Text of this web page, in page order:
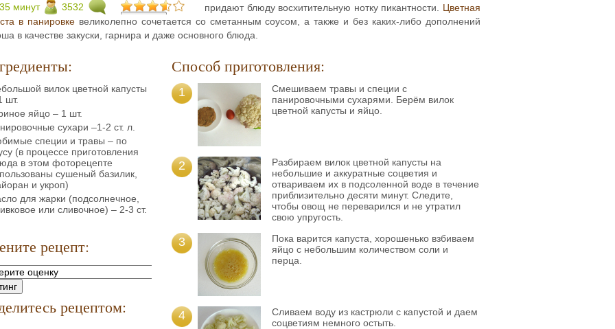
35 минут 3532
придают блюду восхитительную нотку пикантности. Цветная
в панировкевеликолепно сочетается со сметанным соусом, а также и без каких-либо дополнений
в качестве закуски, гарнира и даже основного блюда.
вилок цветной капусты
шт.
яйцо – 1 шт.
сухари –1-2 ст. л.
специи и травы – по
(в процессе приготовления
в этом фоторецепте
сушеный базилик,
и укроп)
для жарки (подсолнечное,
или сливочное) – 2-3 ст.
рецепт:
рецептом:
Способ приготовления:
1
Смешиваем травы и специи с
панировочными сухарями. Берём вилок
цветной капусты и яйцо.
2
Разбираем вилок цветной капусты на
небольшие и аккуратные соцветия и
отвариваем их в подсоленной воде в течение
приблизительно десяти минут. Следите,
чтобы овощ не переварился и не утратил
свою упругость.
3
Пока варится капуста, хорошенько взбиваем
яйцо с небольшим количеством соли и
перца.
4
Сливаем воду из кастрюли с капустой и даем
соцветиям немного остыть.